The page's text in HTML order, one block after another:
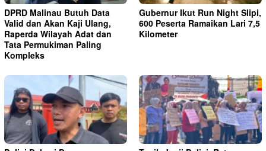
DPRD Malinau Butuh Data
Valid dan Akan Kaji Ulang,
Raperda Wilayah Adat dan
Tata Permukiman Paling
Kompleks
Gubernur Ikut Run Night Slipi,
600 Peserta Ramaikan Lari 7,5
Kilometer